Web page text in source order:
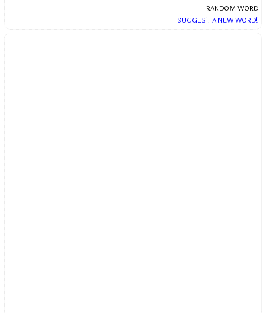
RANDOM WORD
SUGGEST A NEW WORD!